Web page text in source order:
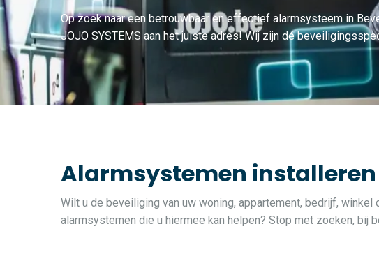
Op zoek naar een betrouwbaar en effectief alarmsysteem in
JOJO SYSTEMS aan het juiste adres! Wij zijn dé
Alarmsystemen
Wilt u de beveiliging van uw woning, appartement, bedrijf,
alarmsystemen die u hiermee kan helpen? Stop met zoeken,